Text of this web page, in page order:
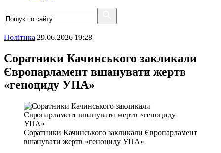
Полiтика 29.06.2026 19:28
Соратники Качинського закликали
Європарламент вшанувати жертв
«геноциду УПА»
Соратники Качинського закликали Європарламент
вшанувати жертв «геноциду УПА»